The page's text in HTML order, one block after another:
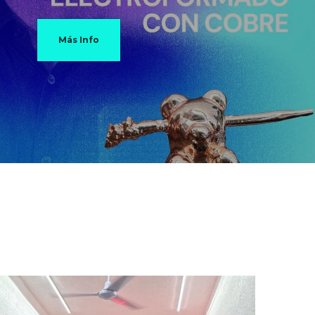
Más Info